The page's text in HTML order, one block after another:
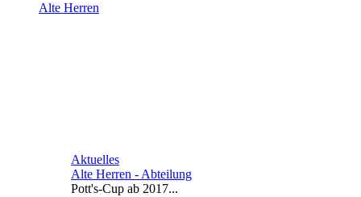
Alte Herren
Aktuelles
Alte Herren - Abteilung
Pott's-Cup ab 2017...